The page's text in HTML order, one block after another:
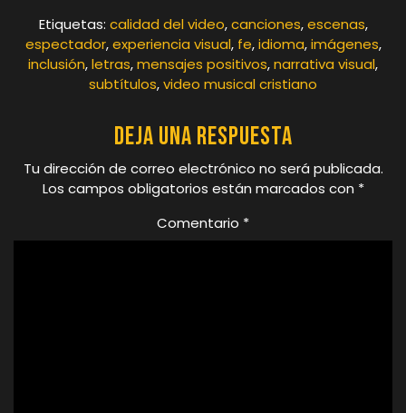
Etiquetas: calidad del video,canciones,escenas,
espectador,experiencia visual, fe,idioma,imágenes,
inclusión,letras,mensajes positivos,narrativa visual,
subtítulos,video musical cristiano
Deja una respuesta
Tu dirección de correo electrónico no será publicada.
Los campos obligatorios están marcados con *
Comentario *